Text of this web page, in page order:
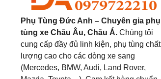
Phụ Tùng Đức Anh – Chuyên gia phụ
tùng xe Châu Âu, Châu Á. Chúng tôi
cung cấp đầy đủ linh kiện, phụ tùng chất
lượng cao cho các dòng xe sang
(Mercedes, BMW, Audi, Land Rover,